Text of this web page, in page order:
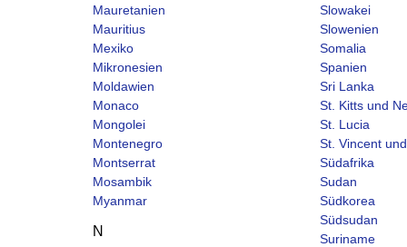
Mauretanien
Mauritius
Mexiko
Mikronesien
Moldawien
Monaco
Mongolei
Montenegro
Montserrat
Mosambik
Myanmar
N
Slowakei
Slowenien
Somalia
Spanien
Sri Lanka
St. Kitts und
St. Lucia
St. Vincent
Südafrika
Sudan
Südkorea
Südsudan
Suriname